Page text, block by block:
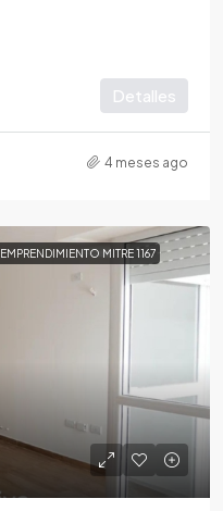
Detalles
4 meses ago
EMPRENDIMIENTO MITRE 1167